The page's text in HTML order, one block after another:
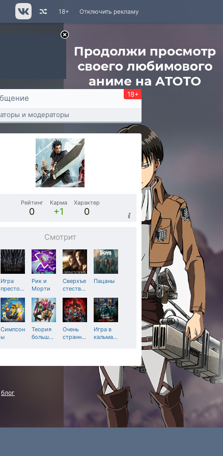
Отключить рекламу
18+
18+
и модераторы
Рейтинг
0
Карма
+1
Характер
0
Смотрит
Игра
престо…
Рик и
Морти
Сверхъе
стеств…
Пацаны
Симпсон
ы
Теория
больш…
Очень
странн…
Игра в
кальма…
блог